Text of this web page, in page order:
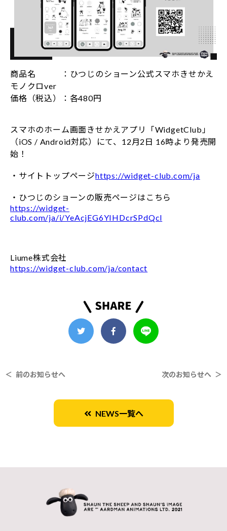
商品名 ：ひつじのショーン公式スマホきせかえ
モノクロver
価格（税込）：各480円
スマホのホーム画面きせかえアプリ「WidgetClub」
（iOS / Android対応）にて、12月2日 16時より発売開
始！
・サイトトップページhttps://widget-club.com/ja
・ひつじのショーンの販売ページはこちら
https://widget-
club.com/ja/i/YeAcjEG6YIHDcrSPdQcl
Liume株式会社
https://widget-club.com/ja/contact
＜ 前のお知らせへ 次のお知らせへ ＞
NEWS一覧へ